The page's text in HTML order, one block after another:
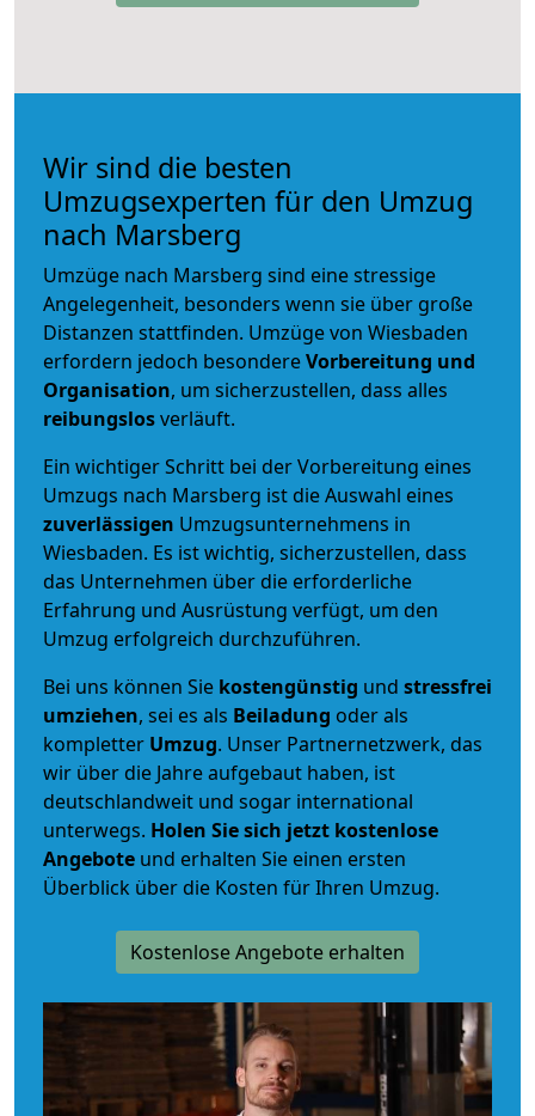
Wir sind die besten
Umzugsexperten für den Umzug
nach Marsberg
Umzüge nach Marsberg sind eine stressige
Angelegenheit, besonders wenn sie über große
Distanzen stattfinden. Umzüge von Wiesbaden
erfordern jedoch besondereVorbereitung und
Organisation, um sicherzustellen, dass alles
reibungslosverläuft.
Ein wichtiger Schritt bei der Vorbereitung eines
Umzugs nach Marsberg ist die Auswahl eines
zuverlässigen Umzugsunternehmens in
Wiesbaden. Es ist wichtig, sicherzustellen, dass
das Unternehmen über die erforderliche
Erfahrung und Ausrüstung verfügt, um den
Umzug erfolgreich durchzuführen.
Bei uns können Sie kostengünstig und stressfrei
umziehen, sei es als Beiladung oder als
kompletter Umzug. Unser Partnernetzwerk, das
wir über die Jahre aufgebaut haben, ist
deutschlandweit und sogar international
unterwegs. Holen Sie sich jetzt kostenlose
Angebote und erhalten Sie einen ersten
Überblick über die Kosten für Ihren Umzug.
Kostenlose Angebote erhalten